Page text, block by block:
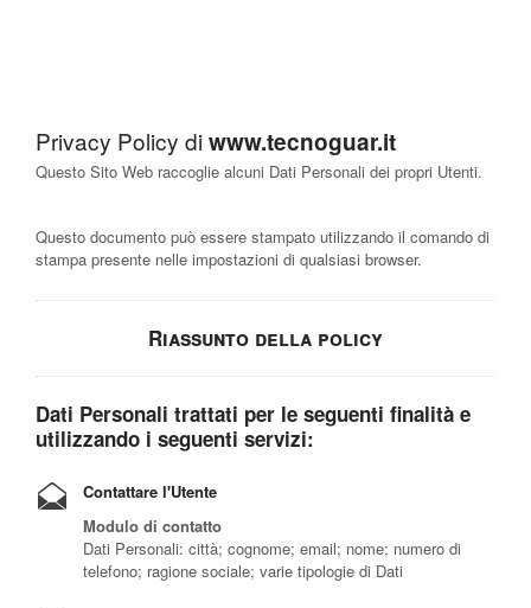
Privacy Policy di www.tecnoguar.it
Questo Sito Web raccoglie alcuni Dati Personali dei propri Utenti.
Questo documento può essere stampato utilizzando il comando di
stampa presente nelle impostazioni di qualsiasi browser.
Riassunto della policy
Dati Personali trattati per le seguenti finalità e
utilizzando i seguenti servizi:
Contattare l'Utente
Modulo di contatto
Dati Personali: città; cognome; email; nome; numero di
telefono; ragione sociale; varie tipologie di Dati